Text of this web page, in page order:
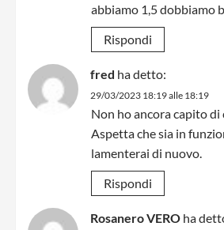
abbiamo 1,5 dobbiamo
Rispondi
fred ha detto:
29/03/2023 18:19 alle 18:19
Non ho ancora capito di
Aspetta che sia in
lamenterai di nuovo.
Rispondi
Rosanero VERO ha